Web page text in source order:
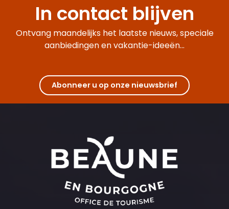
Les Sarments
Hostellerie de Levernois
Hostellerie Cèdre & Spa • Beaune
Hôtel voco Beaune - Cité des Vins
Ermitage de Corton
Olivier Leflaive - Hôtel 4****
In contact blijven
Ontvang maandelijks het laatste nieuws, speciale
aanbiedingen en vakantie-ideeën...
Abonneer u op onze nieuwsbrief